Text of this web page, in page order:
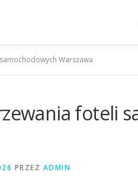
Warszawa
foteli
PRZEZ ADMIN